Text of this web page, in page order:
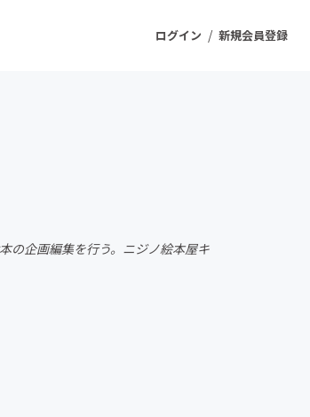
ログイン / 新規会員登録
ファッション
の企画編集を行う。ニジノ絵本屋キ